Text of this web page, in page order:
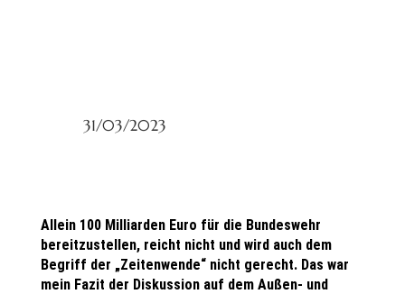
31/03/2023
Allein 100 Milliarden Euro für die Bundeswehr
bereitzustellen, reicht nicht und wird auch dem
Begriff der „Zeitenwende“ nicht gerecht. Das war
mein Fazit der Diskussion auf dem Außen- und